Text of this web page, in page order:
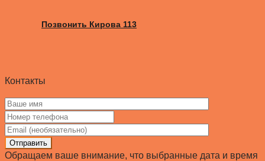
Позвонить Кирова 113
Контакты
Отправить
Обращаем ваше внимание, что выбранные дата и время